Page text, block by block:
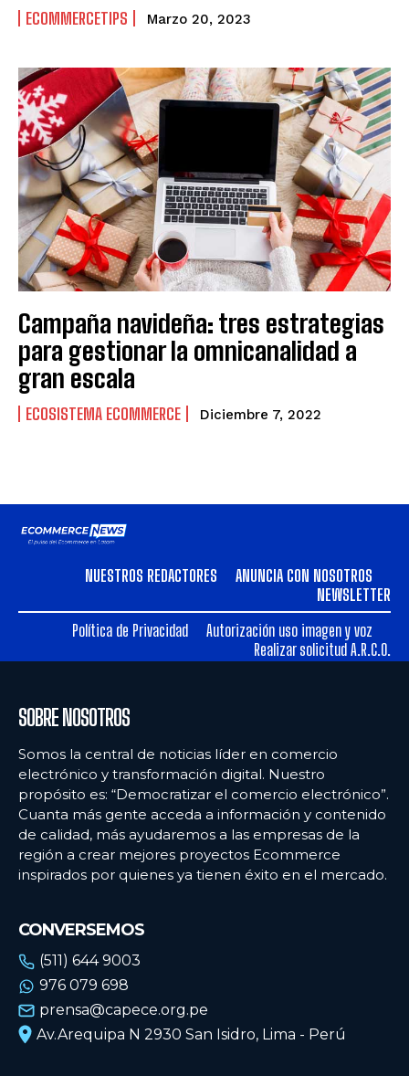
ECOMMERCETIPS Marzo 20, 2023
Campaña navideña: tres estrategias
para gestionar la omnicanalidad a
gran escala
ECOSISTEMA ECOMMERCE Diciembre 7, 2022
NUESTROS REDACTORES
ANUNCIA CON NOSOTROS
NEWSLETTER
Política de Privacidad
Autorización uso imagen y voz
Realizar solicitud A.R.C.O.
SOBRE NOSOTROS
Somos la central de noticias líder en comercio
electrónico y transformación digital. Nuestro
propósito es: “Democratizar el comercio electrónico”.
Cuanta más gente acceda a información y contenido
de calidad, más ayudaremos a las empresas de la
región a crear mejores proyectos Ecommerce
inspirados por quienes ya tienen éxito en el mercado.
CONVERSEMOS
(511) 644 9003
976 079 698
prensa@capece.org.pe
Av.Arequipa N 2930 San Isidro, Lima - Perú